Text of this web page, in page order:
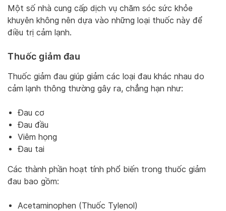
Một số nhà cung cấp dịch vụ chăm sóc sức khỏe
khuyên không nên dựa vào những loại thuốc này để
điều trị cảm lạnh.
Thuốc giảm đau
Thuốc giảm đau giúp giảm các loại đau khác nhau do
cảm lạnh thông thường gây ra, chẳng hạn như:
Đau cơ
Đau đầu
Viêm họng
Đau tai
Các thành phần hoạt tính phổ biến trong thuốc giảm
đau bao gồm:
Acetaminophen (Thuốc Tylenol)